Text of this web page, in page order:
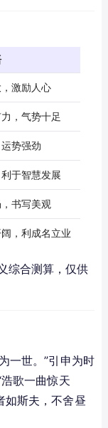
激励人心
，气势十足
势强劲
于智慧发展
书写美观
，利成名立业
综合测算，仅供
一世。”引申为时
歌一曲惊天
如斯夫，不舍昼